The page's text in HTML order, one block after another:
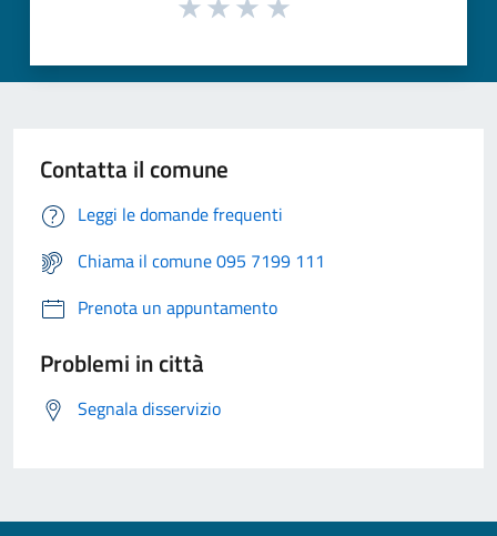
Contatta il comune
Leggi le domande frequenti
Chiama il comune 095 7199 111
Prenota un appuntamento
Problemi in città
Segnala disservizio